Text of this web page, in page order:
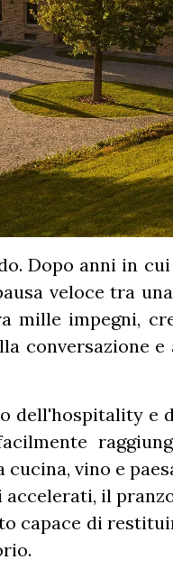
Dopo anni in
veloce tra
mille impegni,
conversazione
dell'hospitality e
vino e
il
capace di